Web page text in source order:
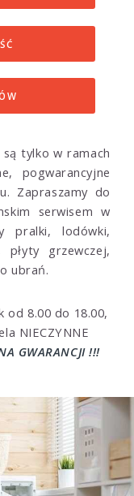
są tylko w ramach
pogwarancyjne
Zapraszamy do
serwisem w
pralki, lodówki,
płyty grzewczej,
ubrań.
od 8.00 do 18.00,
NIECZYNNE
GWARANCJI !!!